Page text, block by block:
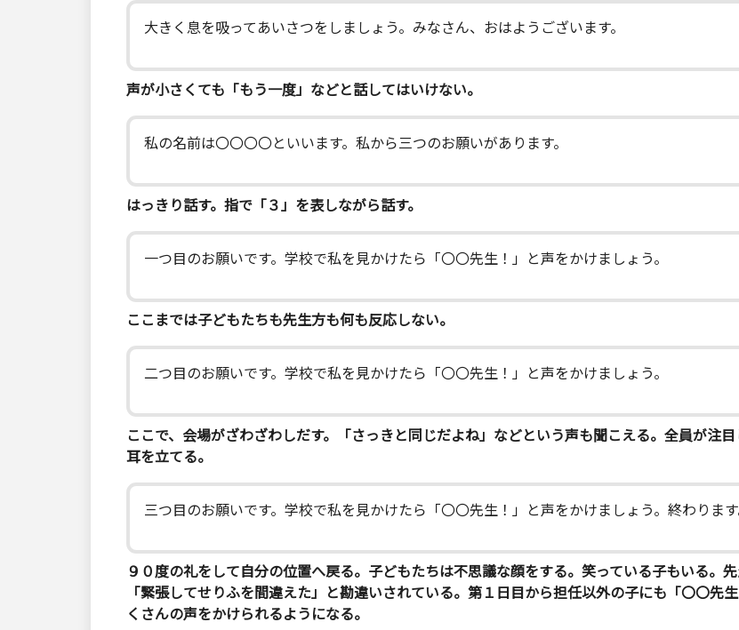
大きく息を吸ってあいさつをしましょう。みなさん、おはようございます。
声が小さくても「もう一度」などと話してはいけない。
私の名前は〇〇〇〇といいます。私から三つのお願いがあります。
はっきり話す。指で「３」を表しながら話す。
一つ目のお願いです。学校で私を見かけたら「〇〇先生！」と声をかけましょう。
ここまでは子どもたちも先生方も何も反応しない。
二つ目のお願いです。学校で私を見かけたら「〇〇先生！」と声をかけましょう。
ここで、会場がざわざわしだす。「さっきと同じだよね」などという声も聞こえる。全員が注目
耳を立てる。
三つ目のお願いです。学校で私を見かけたら「〇〇先生！」と声をかけましょう。終わります
９０度の礼をして自分の位置へ戻る。子どもたちは不思議な顔をする。笑っている子もいる。
「緊張してせりふを間違えた」と勘違いされている。第１日目から担任以外の子にも「〇〇先
くさんの声をかけられるようになる。